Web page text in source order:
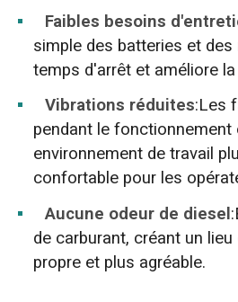
Faibles besoins
simple des batteries et
temps d'arrêt et améliore
Vibrations réduites:Les
pendant le
environnement de travail
confortable pour les
Aucune odeur de diesel
de carburant, créant un
propre et plus agréable.